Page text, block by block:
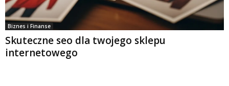
Biznes i Finanse
Skuteczne seo dla twojego sklepu
internetowego